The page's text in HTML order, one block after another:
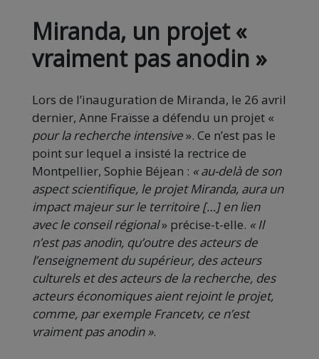
Miranda, un projet «
vraiment pas anodin »
Lors de l’inauguration de Miranda, le 26 avril
dernier, Anne Fraïsse a défendu un projet «
pour la recherche intensive». Ce n’est pas le
point sur lequel a insisté la rectrice de
Montpellier, Sophie Béjean : « au-delà de son
aspect scientifique, le projet Miranda, aura un
impact majeur sur le territoire […] en lien
avec le conseil régional» précise-t-elle. « Il
n’est pas anodin, qu’outre des acteurs de
l’enseignement du supérieur, des acteurs
culturels et des acteurs de la recherche, des
acteurs économiques aient rejoint le projet,
comme, par exemple Francetv, ce n’est
vraiment pas anodin ».